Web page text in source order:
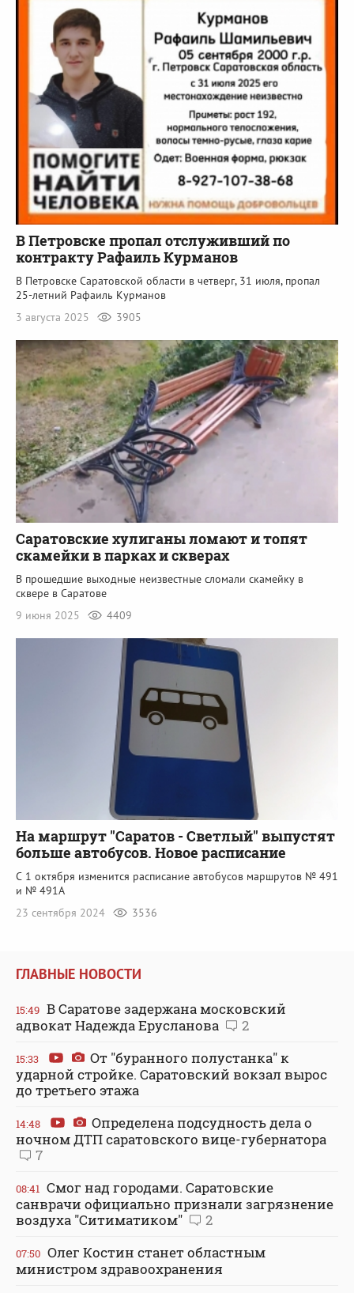
В Петровске пропал отслуживший по
контракту Рафаиль Курманов
В Петровске Саратовской области в четверг, 31 июля, пропал
25-летний Рафаиль Курманов
3 августа 2025
3905
Саратовские хулиганы ломают и топят
скамейки в парках и скверах
В прошедшие выходные неизвестные сломали скамейку в
сквере в Саратове
9 июня 2025
4409
На маршрут "Саратов - Светлый" выпустят
больше автобусов. Новое расписание
С 1 октября изменится расписание автобусов маршрутов № 491
и № 491А
23 сентября 2024
3536
ГЛАВНЫЕ НОВОСТИ
15:49 В Саратове задержана московский
адвокат Надежда Ерусланова
2
15:33
От "буранного полустанка" к
ударной стройке. Саратовский вокзал вырос
до третьего этажа
14:48
Определена подсудность дела о
ночном ДТП саратовского вице-губернатора
7
08:41 Смог над городами. Саратовские
санврачи официально признали загрязнение
воздуха "Ситиматиком"
2
07:50 Олег Костин станет областным
министром здравоохранения